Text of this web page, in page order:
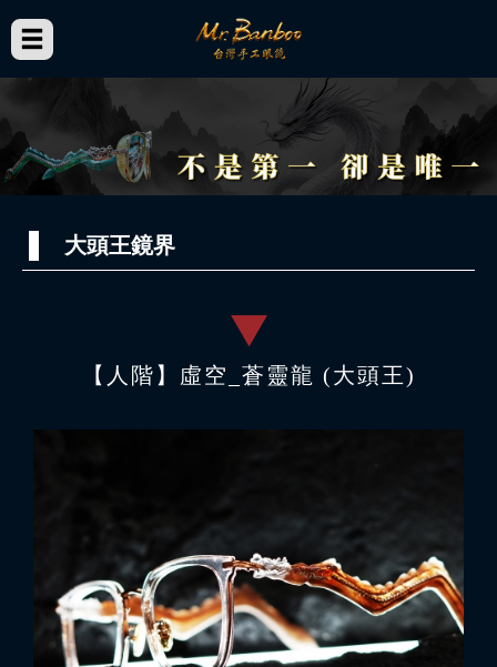
大頭王鏡界
【人階】虛空_蒼靈龍 (大頭王)